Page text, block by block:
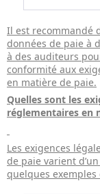
Il est recommandé
données de paie à
à des auditeurs
conformité aux
en matière de paie.
Quelles sont les
réglementaires en
Les exigences
de paie varient
quelques exemples